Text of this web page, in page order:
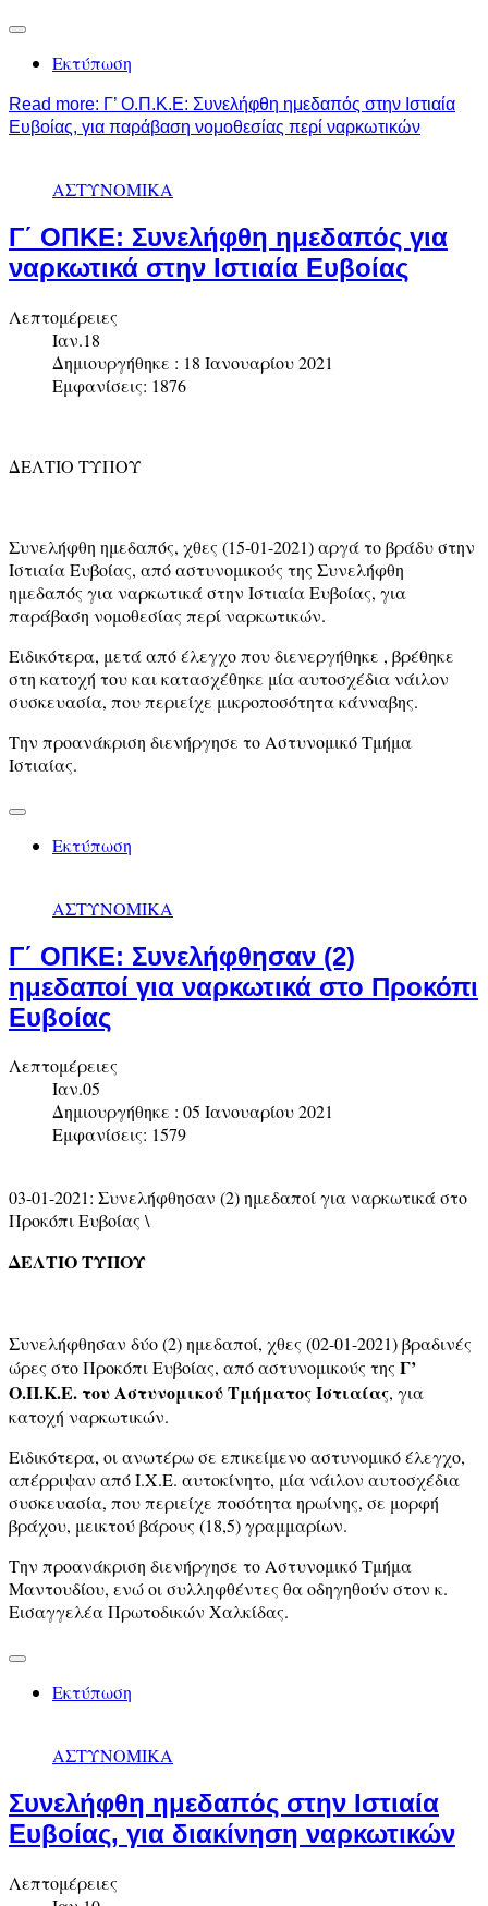
Εκτύπωση
Read more: Γ’ Ο.Π.Κ.Ε: Συνελήφθη ημεδαπός στην Ιστιαία
Ευβοίας, για παράβαση νομοθεσίας περί ναρκωτικών
ΑΣΤΥΝΟΜΙΚΑ
Γ΄ ΟΠΚΕ: Συνελήφθη ημεδαπός για
ναρκωτικά στην Ιστιαία Ευβοίας
Λεπτομέρειες
Ιαν.18
Δημιουργήθηκε : 18 Ιανουαρίου 2021
Εμφανίσεις: 1876
ΔΕΛΤΙΟ ΤΥΠΟΥ
Συνελήφθη ημεδαπός, χθες (15-01-2021) αργά το βράδυ στην
Ιστιαία Ευβοίας, από αστυνομικούς της Συνελήφθη
ημεδαπός για ναρκωτικά στην Ιστιαία Ευβοίας, για
παράβαση νομοθεσίας περί ναρκωτικών.
Ειδικότερα, μετά από έλεγχο που διενεργήθηκε , βρέθηκε
στη κατοχή του και κατασχέθηκε μία αυτοσχέδια νάιλον
συσκευασία, που περιείχε μικροποσότητα κάνναβης.
Την προανάκριση διενήργησε το Αστυνομικό Τμήμα
Ιστιαίας.
Εκτύπωση
ΑΣΤΥΝΟΜΙΚΑ
Γ΄ ΟΠΚΕ: Συνελήφθησαν (2)
ημεδαποί για ναρκωτικά στο Προκόπι
Ευβοίας
Λεπτομέρειες
Ιαν.05
Δημιουργήθηκε : 05 Ιανουαρίου 2021
Εμφανίσεις: 1579
03-01-2021: Συνελήφθησαν (2) ημεδαποί για ναρκωτικά στο
Προκόπι Ευβοίας \
ΔΕΛΤΙΟ ΤΥΠΟΥ
Συνελήφθησαν δύο (2) ημεδαποί, χθες (02-01-2021) βραδινές
ώρες στο Προκόπι Ευβοίας, από αστυνομικούς της Γ’
Ο.Π.Κ.Ε. του Αστυνομικού Τμήματος Ιστιαίας, για
κατοχή ναρκωτικών.
Ειδικότερα, οι ανωτέρω σε επικείμενο αστυνομικό έλεγχο,
απέρριψαν από Ι.Χ.Ε. αυτοκίνητο, μία νάιλον αυτοσχέδια
συσκευασία, που περιείχε ποσότητα ηρωίνης, σε μορφή
βράχου, μεικτού βάρους (18,5) γραμμαρίων.
Την προανάκριση διενήργησε το Αστυνομικό Τμήμα
Μαντουδίου, ενώ οι συλληφθέντες θα οδηγηθούν στον κ.
Εισαγγελέα Πρωτοδικών Χαλκίδας.
Εκτύπωση
ΑΣΤΥΝΟΜΙΚΑ
Συνελήφθη ημεδαπός στην Ιστιαία
Ευβοίας, για διακίνηση ναρκωτικών
Λεπτομέρειες